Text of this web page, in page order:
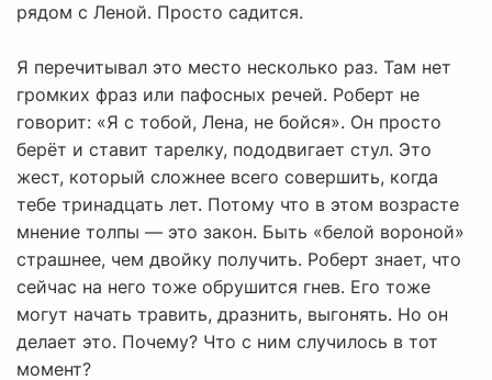
рядом с Леной. Просто садится.
Я перечитывал это место несколько раз. Там нет
громких фраз или пафосных речей. Роберт не
говорит: «Я с тобой, Лена, не бойся». Он просто
берёт и ставит тарелку, пододвигает стул. Это
жест, который сложнее всего совершить, когда
тебе тринадцать лет. Потому что в этом возрасте
мнение толпы — это закон. Быть «белой вороной»
страшнее, чем двойку получить. Роберт знает, что
сейчас на него тоже обрушится гнев. Его тоже
могут начать травить, дразнить, выгонять. Но он
делает это. Почему? Что с ним случилось в тот
момент?